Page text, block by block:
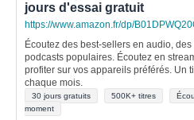
jours d'essai gratuit
https://www.amazon.fr/dp/
Écoutez des best-sellers en audio,
podcasts populaires. Écoutez en
profiter sur vos appareils préférés. Un
chaque mois.
30 jours gratuits 500K+ titres
moment